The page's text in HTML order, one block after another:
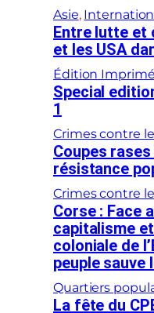
Asie,
Entre lutte et
et les USA
Édition
Special
1
Crimes contre
Coupes rases
résistance
Crimes contre
Corse : Face
capitalisme
coloniale de
peuple sauve
Quartiers
La fête du